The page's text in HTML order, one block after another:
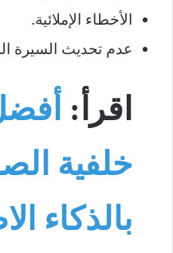
الأخطاء الإملائية.
عدم تحديث السيرة
اقرأ:
خلفية
بالذكاء